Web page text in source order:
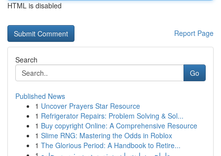
HTML is disabled
Report Page
Search
Go
Published News
1 Uncover Prayers Star Resource
1 Refrigerator Repairs: Problem Solving & Sol...
1 Buy copyright Online: A Comprehensive Resource
1 Slime RNG: Mastering the Odds in Roblox
1 The Glorious Period: A Handbook to Retire...